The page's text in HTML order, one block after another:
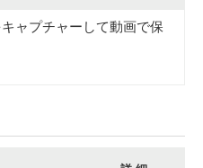
ャプチャーして動画で保